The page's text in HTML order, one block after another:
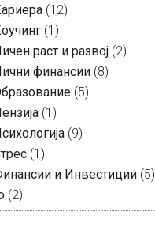
(12)
(1)
раст и развој (2)
финансии (8)
(5)
(1)
(9)
(1)
и Инвестиции (5)
(2)